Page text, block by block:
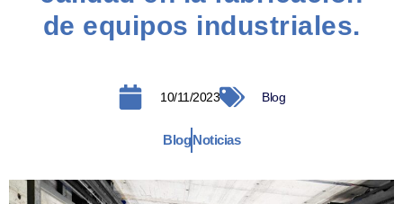
de equipos industriales.
10/11/2023 Blog
BlogNoticias